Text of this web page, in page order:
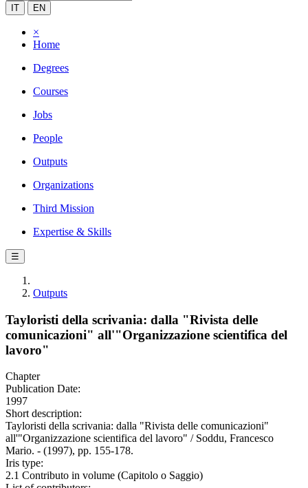
IT EN
×
Home
Degrees
Courses
Jobs
People
Outputs
Organizations
Third Mission
Expertise & Skills
☰
Outputs
Tayloristi della scrivania: dalla "Rivista delle
comunicazioni" all'"Organizzazione scientifica del
lavoro"
Chapter
Publication Date:
1997
Short description:
Tayloristi della scrivania: dalla "Rivista delle comunicazioni"
all'"Organizzazione scientifica del lavoro" / Soddu, Francesco
Mario. - (1997), pp. 155-178.
Iris type:
2.1 Contributo in volume (Capitolo o Saggio)